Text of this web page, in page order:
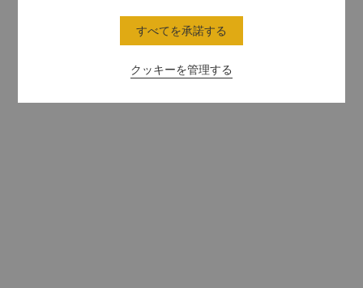
クッキーを管理する
すべてを承諾する